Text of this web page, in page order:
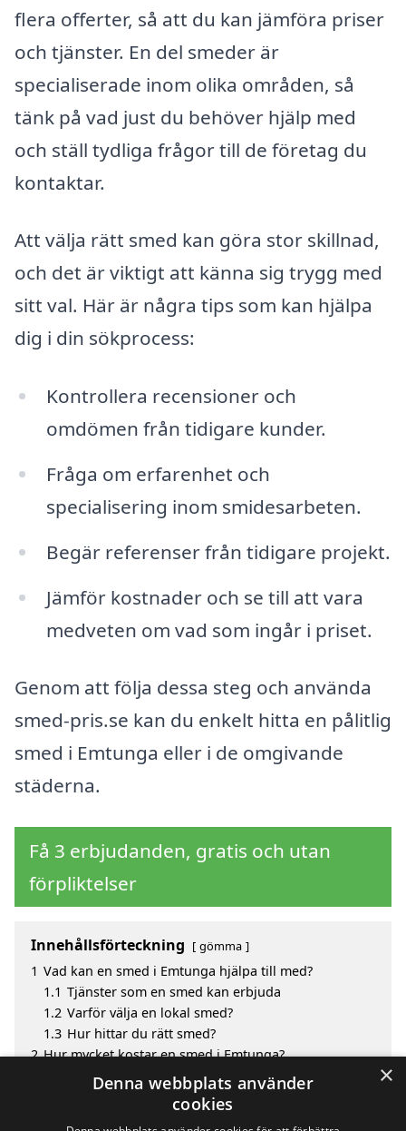
flera offerter, så att du kan jämföra priser
och tjänster. En del smeder är
specialiserade inom olika områden, så
tänk på vad just du behöver hjälp med
och ställ tydliga frågor till de företag du
kontaktar.
Att välja rätt smed kan göra stor skillnad,
och det är viktigt att känna sig trygg med
sitt val. Här är några tips som kan hjälpa
dig i din sökprocess:
Kontrollera recensioner och
omdömen från tidigare kunder.
Fråga om erfarenhet och
specialisering inom smidesarbeten.
Begär referenser från tidigare projekt.
Jämför kostnader och se till att vara
medveten om vad som ingår i priset.
Genom att följa dessa steg och använda
smed-pris.se kan du enkelt hitta en pålitlig
smed i Emtunga eller i de omgivande
städerna.
Få 3 erbjudanden, gratis och utan
förpliktelser
Innehållsförteckning gömma
1 Vad kan en smed i Emtunga hjälpa till med?
1.1 Tjänster som en smed kan erbjuda
1.2 Varför välja en lokal smed?
1.3 Hur hittar du rätt smed?
2 Hur mycket kostar en smed i Emtunga?
Fördelar med att välja smed i Emtunga
Sök efter en skicklig smed i de omgivande städerna
×
Denna webbplats använder
cookies